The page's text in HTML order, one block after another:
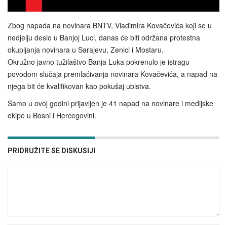
Zbog napada na novinara BNTV, Vladimira Kovačevića koji se u
nedjelju desio u Banjoj Luci, danas će biti održana protestna
okupljanja novinara u Sarajevu, Zenici i Mostaru.
Okružno javno tužilaštvo Banja Luka pokrenulo je istragu
povodom slučaja premlaćivanja novinara Kovačevića, a napad na
njega bit će kvalifikovan kao pokušaj ubistva.
Samo u ovoj godini prijavljen je 41 napad na novinare i medijske
ekipe u Bosni i Hercegovini.
PRIDRUŽITE SE DISKUSIJI